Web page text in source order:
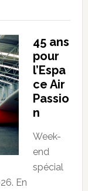
45 ans
pour
l’Espa
ce Air
Passio
n
Week-
end
spécial
En